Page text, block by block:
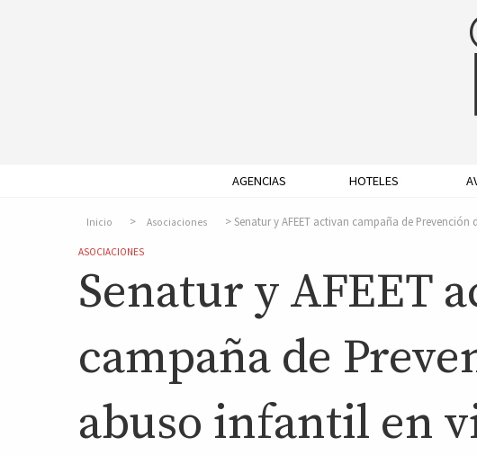
AGENCIAS HOTELES
Inicio Asociaciones Senatur y AFEET activan campaña de
ASOCIACIONES
Senatur y AFEET
campaña de
abuso infantil en